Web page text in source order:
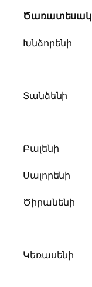
Ծառատեսակ
Խնձորենի
Տանձենի
Բալենի
Սալորենի
Ծիրանենի
Կեռասենի